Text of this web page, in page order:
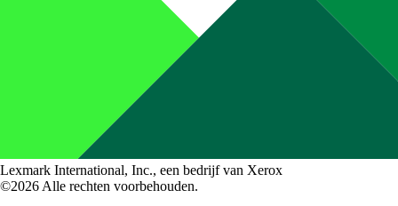
Lexmark International, Inc., een bedrijf van Xerox
©2026 Alle rechten voorbehouden.